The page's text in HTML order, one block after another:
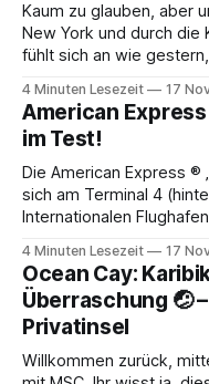
Kaum zu glauben, aber
New York und durch die
fühlt sich an wie
der letzte Teil unserer
Express
4 Minuten Lesezeit 17
American
im Test!
Die American Express ®
sich am Terminal 4
Internationalen
mehr zu unserer Reise
findest Du hier. Nach der meist stressigen
Sicherheitskontrolle und
4 Minuten Lesezeit 17
Ocean Cay:
Überraschung 🤕
Privatinsel
Willkommen zurück,